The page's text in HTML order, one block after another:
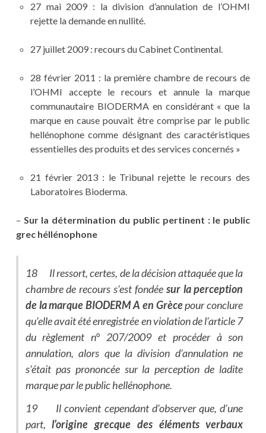
27 mai 2009 : la division d’annulation de l’OHMI
rejette la demande en nullité.
27 juillet 2009 : recours du Cabinet Continental.
28 février 2011 : la première chambre de recours de
l’OHMI accepte le recours et annule la marque
communautaire BIODERMA en considérant « que la
marque en cause pouvait être comprise par le public
hellénophone comme désignant des caractéristiques
essentielles des produits et des services concernés »
21 février 2013 : le Tribunal rejette le recours des
Laboratoires Bioderma.
– Sur la détermination du public pertinent : le public
grec héllénophone
18 Il ressort, certes, de la décision attaquée que la
chambre de recours s’est fondée sur la perception
de la marque BIODERM A en Grècepour conclure
qu’elle avait été enregistrée en violation de l’article 7
du règlement n° 207/2009 et procéder à son
annulation, alors que la division d’annulation ne
s’était pas prononcée sur la perception de ladite
marque par le public hellénophone.
19 Il convient cependant d’observer que, d’une
part,l’origine grecque des éléments verbaux